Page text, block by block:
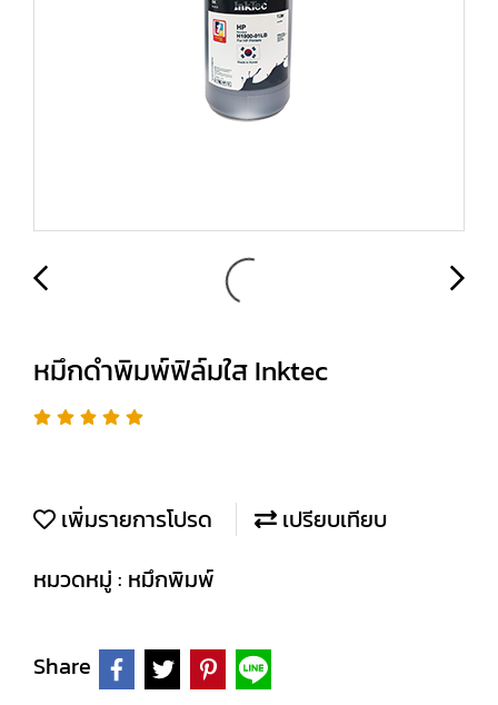
หมึกดำพิมพ์ฟิล์มใส Inktec
เพิ่มรายการโปรด
เปรียบเทียบ
หมวดหมู่ : หมึกพิมพ์
Share